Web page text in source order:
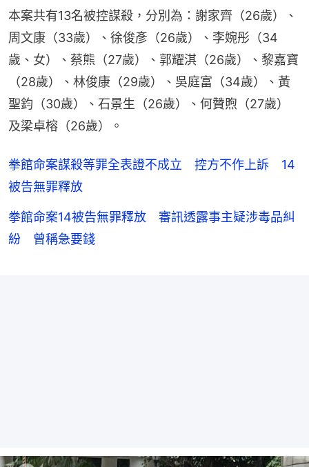
本案共有13名被控謀殺，分別為：謝家齊（26歲）、
周文康（33歲）、徐俊彥（26歲）、李婉彤（34
歲、女）、蔡熊（27歲）、郭耀淇（26歲）、黎嘉寶
（28歲）、林俊康（29歲）、吳庭富（34歲）、黃
聖鈞（30歲）、石景生（26歲）、何贊煦（27歲）
及梁卓榕（26歲）。
拳館命案謀殺等罪全表證不成立 控方不作上訴 14
被告無罪釋放
拳館命案14被告無罪釋放 審訊透露事主疑涉毒品糾
紛 曾稱急要錢